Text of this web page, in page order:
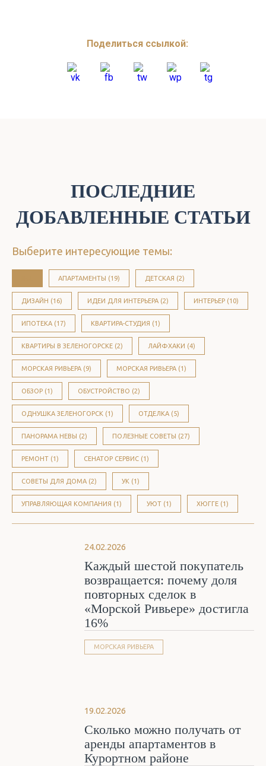
Поделиться ссылкой:
ПОСЛЕДНИЕ
ДОБАВЛЕННЫЕ СТАТЬИ
Выберите интересующие темы:
АПАРТАМЕНТЫ (19) ДЕТСКАЯ (2)
ДИЗАЙН (16) ИДЕИ ДЛЯ ИНТЕРЬЕРА (2) ИНТЕРЬЕР (10)
ИПОТЕКА (17) КВАРТИРА-СТУДИЯ (1)
КВАРТИРЫ В ЗЕЛЕНОГОРСКЕ (2) ЛАЙФХАКИ (4)
МОРСКАЯ РИВЬЕРА (9) МОРСКАЯ РИВЬЕРА (1)
ОБЗОР (1) ОБУСТРОЙСТВО (2)
ОДНУШКА ЗЕЛЕНОГОРСК (1) ОТДЕЛКА (5)
ПАНОРАМА НЕВЫ (2) ПОЛЕЗНЫЕ СОВЕТЫ (27)
РЕМОНТ (1) СЕНАТОР СЕРВИС (1)
СОВЕТЫ ДЛЯ ДОМА (2) УК (1)
УПРАВЛЯЮЩАЯ КОМПАНИЯ (1) УЮТ (1) ХЮГГЕ (1)
24.02.2026
Каждый шестой покупатель
возвращается: почему доля
повторных сделок в
«Морской Ривьере» достигла
16%
МОРСКАЯ РИВЬЕРА
19.02.2026
Сколько можно получать от
аренды апартаментов в
Курортном районе